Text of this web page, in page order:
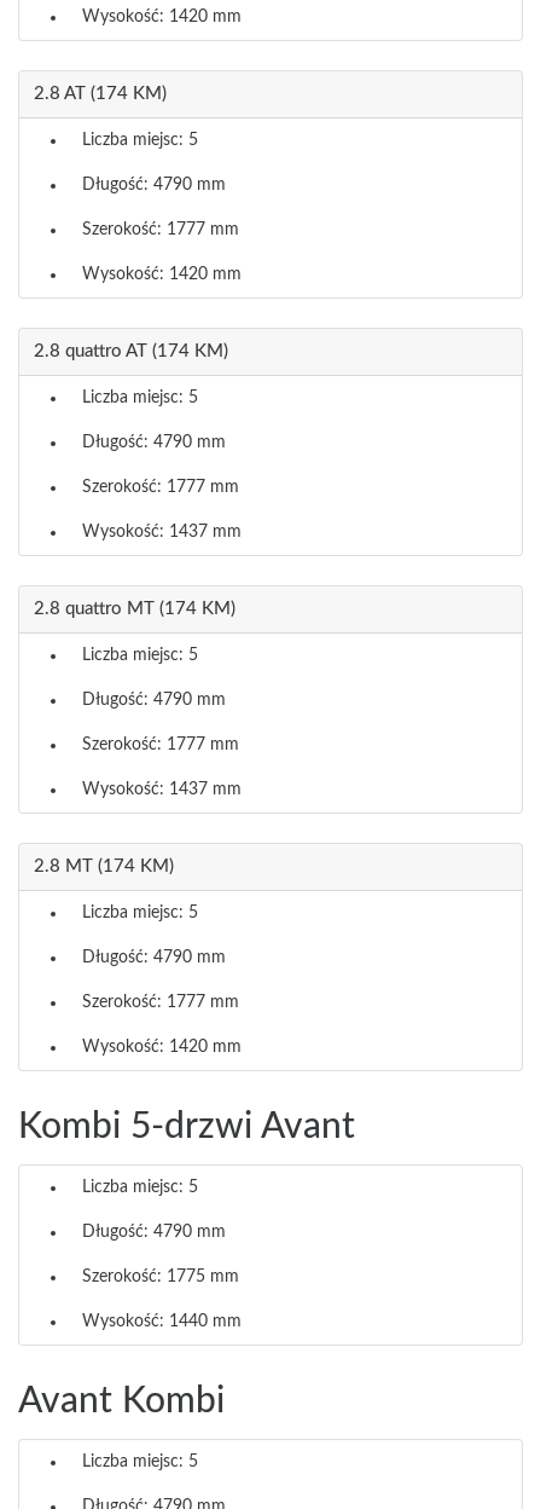
Wysokość: 1420 mm
2.8 AT (174 KM)
Liczba miejsc: 5
Długość: 4790 mm
Szerokość: 1777 mm
Wysokość: 1420 mm
2.8 quattro AT (174 KM)
Liczba miejsc: 5
Długość: 4790 mm
Szerokość: 1777 mm
Wysokość: 1437 mm
2.8 quattro MT (174 KM)
Liczba miejsc: 5
Długość: 4790 mm
Szerokość: 1777 mm
Wysokość: 1437 mm
2.8 MT (174 KM)
Liczba miejsc: 5
Długość: 4790 mm
Szerokość: 1777 mm
Wysokość: 1420 mm
Kombi 5-drzwi Avant
Liczba miejsc: 5
Długość: 4790 mm
Szerokość: 1775 mm
Wysokość: 1440 mm
Avant Kombi
Liczba miejsc: 5